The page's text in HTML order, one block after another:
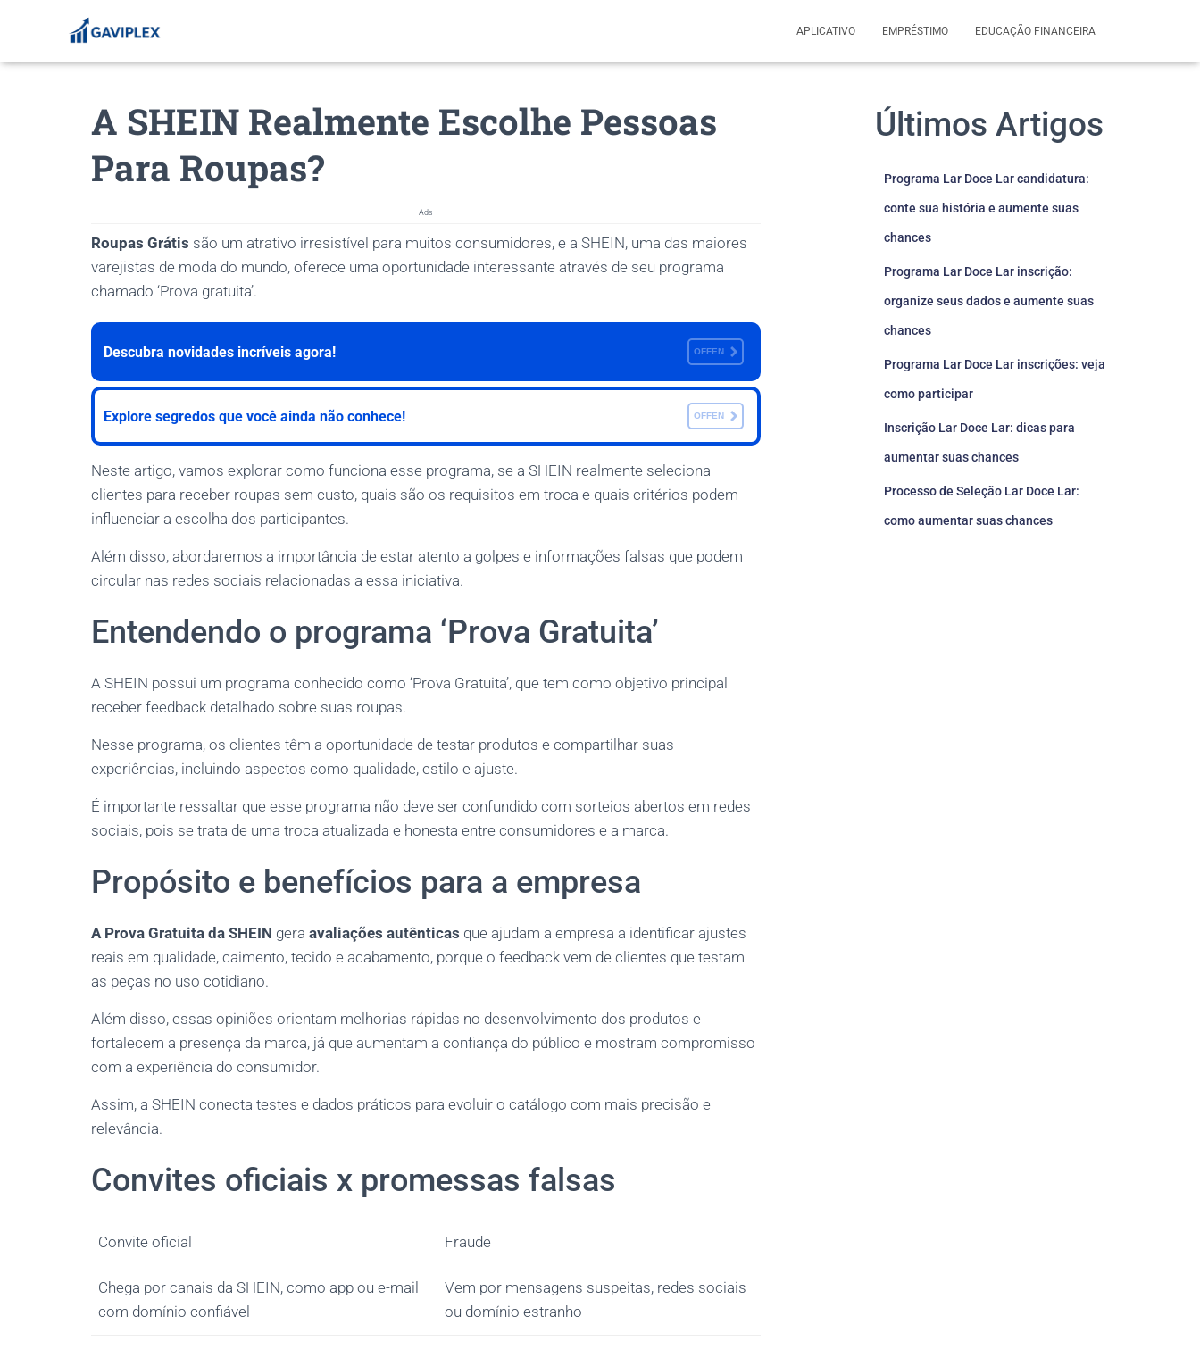
APLICATIVO EMPRÉSTIMO EDUCAÇÃO FINANCEIRA
A SHEIN Realmente Escolhe Pessoas
Para Roupas?
Ads
Roupas Grátis são um atrativo irresistível para muitos consumidores, e a SHEIN, uma das maiores
varejistas de moda do mundo, oferece uma oportunidade interessante através de seu programa
chamado ‘Prova gratuita’.
Descubra novidades incríveis agora! OFFEN
Explore segredos que você ainda não conhece! OFFEN
Neste artigo, vamos explorar como funciona esse programa, se a SHEIN realmente seleciona
clientes para receber roupas sem custo, quais são os requisitos em troca e quais critérios podem
influenciar a escolha dos participantes.
Além disso, abordaremos a importância de estar atento a golpes e informações falsas que podem
circular nas redes sociais relacionadas a essa iniciativa.
Entendendo o programa ‘Prova Gratuita’
A SHEIN possui um programa conhecido como ‘Prova Gratuita’, que tem como objetivo principal
receber feedback detalhado sobre suas roupas.
Nesse programa, os clientes têm a oportunidade de testar produtos e compartilhar suas
experiências, incluindo aspectos como qualidade, estilo e ajuste.
É importante ressaltar que esse programa não deve ser confundido com sorteios abertos em redes
sociais, pois se trata de uma troca atualizada e honesta entre consumidores e a marca.
Propósito e benefícios para a empresa
A Prova Gratuita da SHEIN gera avaliações autênticas que ajudam a empresa a identificar ajustes
reais em qualidade, caimento, tecido e acabamento, porque o feedback vem de clientes que testam
as peças no uso cotidiano.
Além disso, essas opiniões orientam melhorias rápidas no desenvolvimento dos produtos e
fortalecem a presença da marca, já que aumentam a confiança do público e mostram compromisso
com a experiência do consumidor.
Assim, a SHEIN conecta testes e dados práticos para evoluir o catálogo com mais precisão e
relevância.
Convites oficiais x promessas falsas
Convite oficial Fraude
Chega por canais da SHEIN, como app ou e-mail
com domínio confiável
Vem por mensagens suspeitas, redes sociais
ou domínio estranho
Últimos Artigos
Programa Lar Doce Lar candidatura:
conte sua história e aumente suas
chances
Programa Lar Doce Lar inscrição:
organize seus dados e aumente suas
chances
Programa Lar Doce Lar inscrições: veja
como participar
Inscrição Lar Doce Lar: dicas para
aumentar suas chances
Processo de Seleção Lar Doce Lar:
como aumentar suas chances